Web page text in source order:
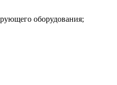
оборудования;